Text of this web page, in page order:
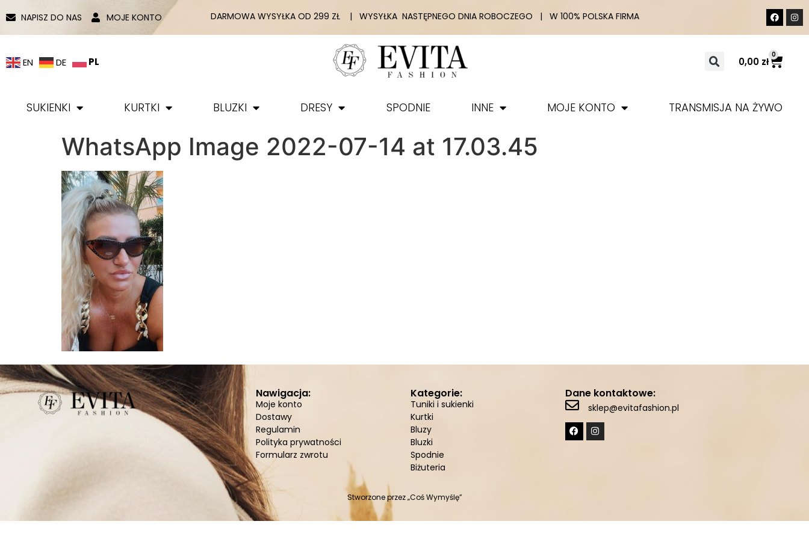
NAPISZ DO NAS MOJE KONTO DARMOWA WYSYŁKA OD 299 ZŁ | WYSYŁKA NASTĘPNEGO DNIA ROBOCZEGO | W 100% POLSKA FIRMA
EN DE PL 0,00 zł
0
SUKIENKI KURTKI BLUZKI DRESY SPODNIE INNE MOJE KONTO TRANSMISJA NA ŻYWO
WhatsApp Image 2022-07-14 at 17.03.45
Nawigacja:
Moje konto
Dostawy
Regulamin
Polityka prywatności
Formularz zwrotu
Kategorie:
Tuniki i sukienki
Kurtki
Bluzy
Bluzki
Spodnie
Biżuteria
Dane kontaktowe:
sklep@evitafashion.pl
Stworzone przez„Coś Wymyślę”